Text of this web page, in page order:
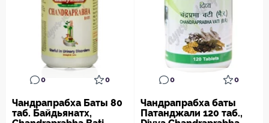
0 0
Чандрапрабха Баты 80
таб. Байдьянатх,
0 0
Чандрапрабха баты
Патанджали 120 таб.,